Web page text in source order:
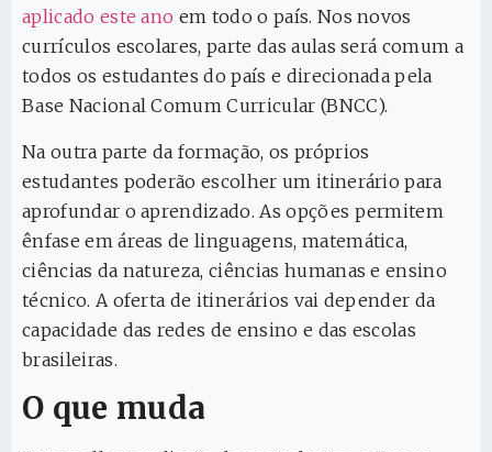
aplicado este ano em todo o país. Nos novos
currículos escolares, parte das aulas será comum a
todos os estudantes do país e direcionada pela
Base Nacional Comum Curricular (BNCC).
Na outra parte da formação, os próprios
estudantes poderão escolher um itinerário para
aprofundar o aprendizado. As opções permitem
ênfase em áreas de linguagens, matemática,
ciências da natureza, ciências humanas e ensino
técnico. A oferta de itinerários vai depender da
capacidade das redes de ensino e das escolas
brasileiras.
O que muda